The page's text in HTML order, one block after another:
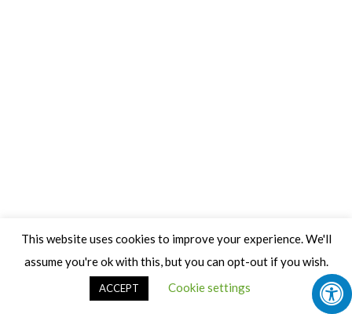
This website uses cookies to improve your experience. We'll
assume you're ok with this, but you can opt-out if you wish.
Cookie settings
ACCEPT